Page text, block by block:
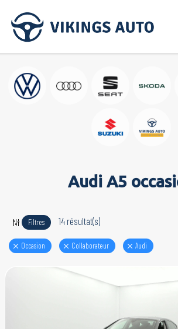
Audi A5
Filtres 14 résultat(s)
Occasion Collaborateur audi